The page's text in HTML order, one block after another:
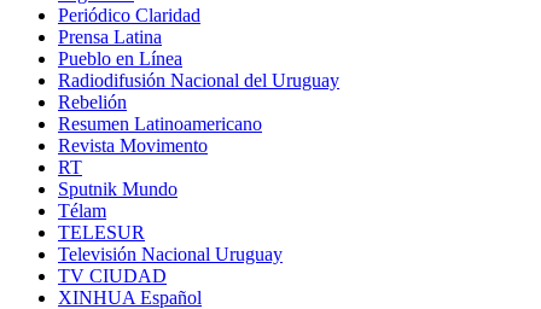
Periódico Claridad
Prensa Latina
Pueblo en Línea
Radiodifusión Nacional del Uruguay
Rebelión
Resumen Latinoamericano
Revista Movimento
RT
Sputnik Mundo
Télam
TELESUR
Televisión Nacional Uruguay
TV CIUDAD
XINHUA Español